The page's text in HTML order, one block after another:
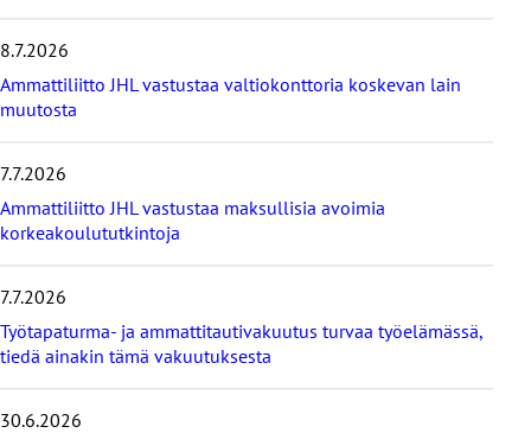
i
s
i
ä
t
u
u
t
i
e
t
8.7.2026
Ammattiliitto JHL vastustaa valtiokonttoria koskevan lain
muutosta
7.7.2026
Ammattiliitto JHL vastustaa maksullisia avoimia
korkeakoulututkintoja
7.7.2026
Työtapaturma- ja ammattitautivakuutus turvaa työelämässä,
tiedä ainakin tämä vakuutuksesta
30.6.2026